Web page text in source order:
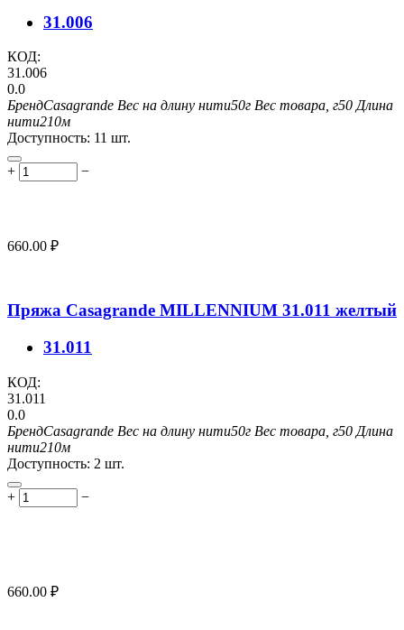
31.006
КОД:
31.006
0.0
БрендCasagrande Вес на длину нити50г Вес товара, г50 Длина
нити210м
Доступность: 11 шт.
+ −
660.00 ₽
Пряжа Casagrande MILLENNIUM 31.011 желтый
31.011
КОД:
31.011
0.0
БрендCasagrande Вес на длину нити50г Вес товара, г50 Длина
нити210м
Доступность: 2 шт.
+ −
660.00 ₽